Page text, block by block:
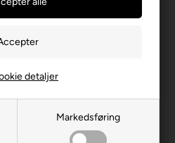
Markedsføring
detaljer